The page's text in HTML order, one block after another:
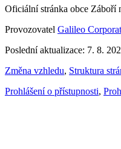
Oficiální stránka obce Záboří
Provozovatel Galileo
Poslední aktualizace: 7. 8.
Změna vzhledu, Struktura
Prohlášení o přístupnosti,